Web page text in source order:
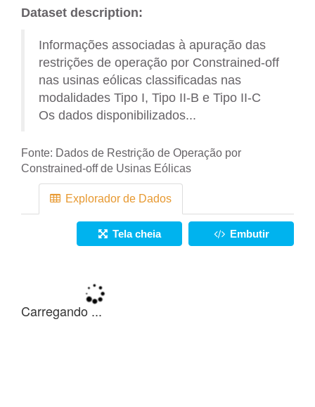
Dataset description:
Informações associadas à apuração das
restrições de operação por Constrained-off
nas usinas eólicas classificadas nas
modalidades Tipo I, Tipo II-B e Tipo II-C
Os dados disponibilizados...
Fonte: Dados de Restrição de Operação por
Constrained-off de Usinas Eólicas
Explorador de Dados
Tela cheia Embutir